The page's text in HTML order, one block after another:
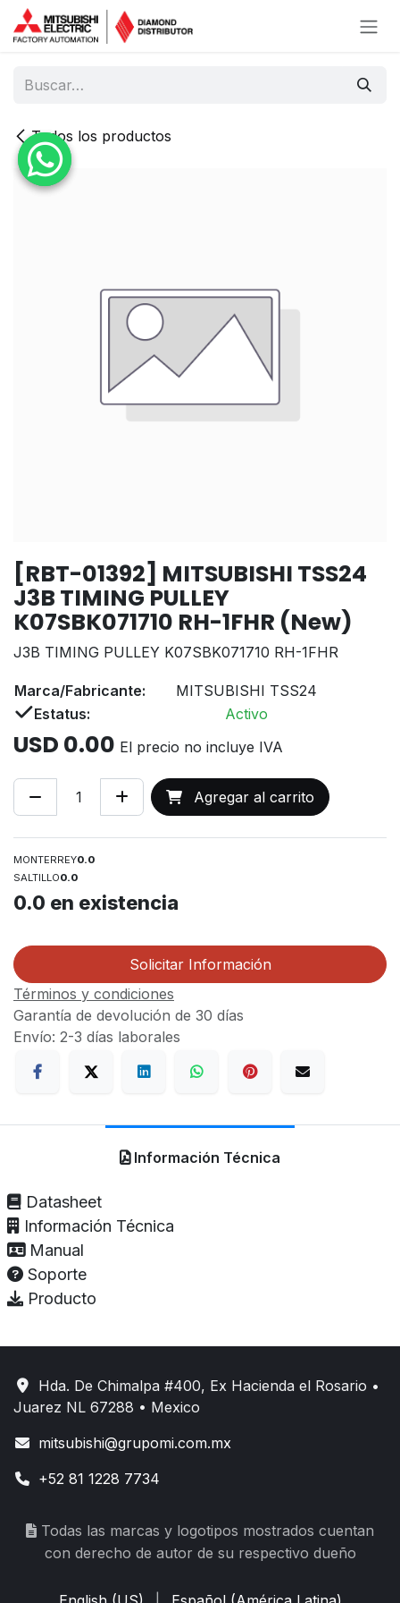
Ir al contenido
Todos los productos
[RBT-01392] MITSUBISHI TSS24
J3B TIMING PULLEY
K07SBK071710 RH-1FHR (New)
J3B TIMING PULLEY K07SBK071710 RH-1FHR
Marca/Fabricante:
MITSUBISHI TSS24
Estatus:
Activo
USD 0.00 El precio no incluye IVA
Agregar al carrito
MONTERREY0.0
SALTILLO0.0
0.0 en existencia
Solicitar Información
Términos y condiciones
Garantía de devolución de 30 días
Envío: 2-3 días laborales
Información Técnica
Datasheet
Información Técnica
Manual
Soporte
Producto
Hda. De Chimalpa #400, Ex Hacienda el Rosario •
Juarez NL 67288 • Mexico
mitsubishi@grupomi.com.mx
+52 81 1228 7734
Todas las marcas y logotipos mostrados cuentan
con derecho de autor de su respectivo dueño